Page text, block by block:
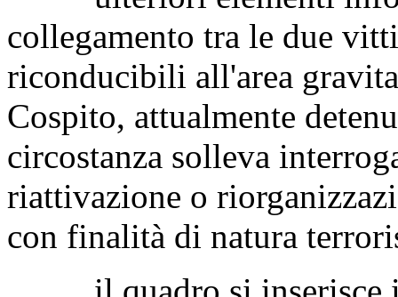
collegamento tra le due
riconducibili all'area
Cospito, attualmente
circostanza solleva
riattivazione o
con finalità di natura